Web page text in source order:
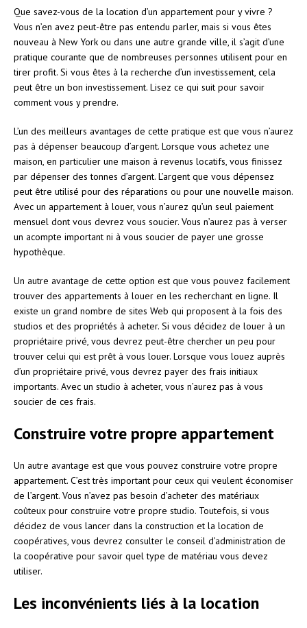
Que savez-vous de la location d’un appartement pour y vivre ?
Vous n’en avez peut-être pas entendu parler, mais si vous êtes
nouveau à New York ou dans une autre grande ville, il s’agit d’une
pratique courante que de nombreuses personnes utilisent pour en
tirer profit. Si vous êtes à la recherche d’un investissement, cela
peut être un bon investissement. Lisez ce qui suit pour savoir
comment vous y prendre.
L’un des meilleurs avantages de cette pratique est que vous n’aurez
pas à dépenser beaucoup d’argent. Lorsque vous achetez une
maison, en particulier une maison à revenus locatifs, vous finissez
par dépenser des tonnes d’argent. L’argent que vous dépensez
peut être utilisé pour des réparations ou pour une nouvelle maison.
Avec un appartement à louer, vous n’aurez qu’un seul paiement
mensuel dont vous devrez vous soucier. Vous n’aurez pas à verser
un acompte important ni à vous soucier de payer une grosse
hypothèque.
Un autre avantage de cette option est que vous pouvez facilement
trouver des appartements à louer en les recherchant en ligne. Il
existe un grand nombre de sites Web qui proposent à la fois des
studios et des propriétés à acheter. Si vous décidez de louer à un
propriétaire privé, vous devrez peut-être chercher un peu pour
trouver celui qui est prêt à vous louer. Lorsque vous louez auprès
d’un propriétaire privé, vous devrez payer des frais initiaux
importants. Avec un studio à acheter, vous n’aurez pas à vous
soucier de ces frais.
Construire votre propre appartement
Un autre avantage est que vous pouvez construire votre propre
appartement. C’est très important pour ceux qui veulent économiser
de l’argent. Vous n’avez pas besoin d’acheter des matériaux
coûteux pour construire votre propre studio. Toutefois, si vous
décidez de vous lancer dans la construction et la location de
coopératives, vous devrez consulter le conseil d’administration de
la coopérative pour savoir quel type de matériau vous devez
utiliser.
Les inconvénients liés à la location